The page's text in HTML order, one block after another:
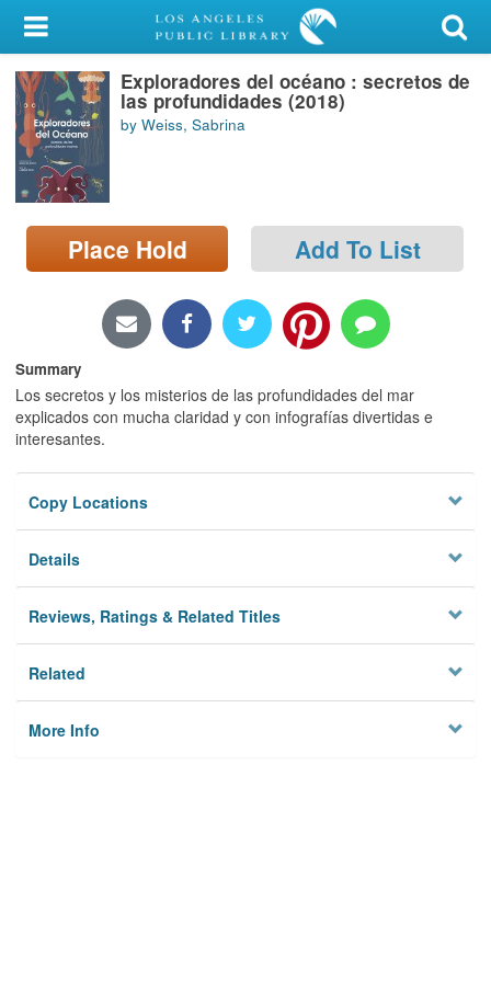
My Account
Library Card
Sign In
Search
Locations/Hours (external
page)
Exploradores del océano : secretos de
las profundidades (2018)
by Weiss, Sabrina
Place Hold Add To List
Summary
Los secretos y los misterios de las profundidades del mar
explicados con mucha claridad y con infografías divertidas e
interesantes.
Copy Locations
Details
Reviews, Ratings & Related Titles
Related
More Info